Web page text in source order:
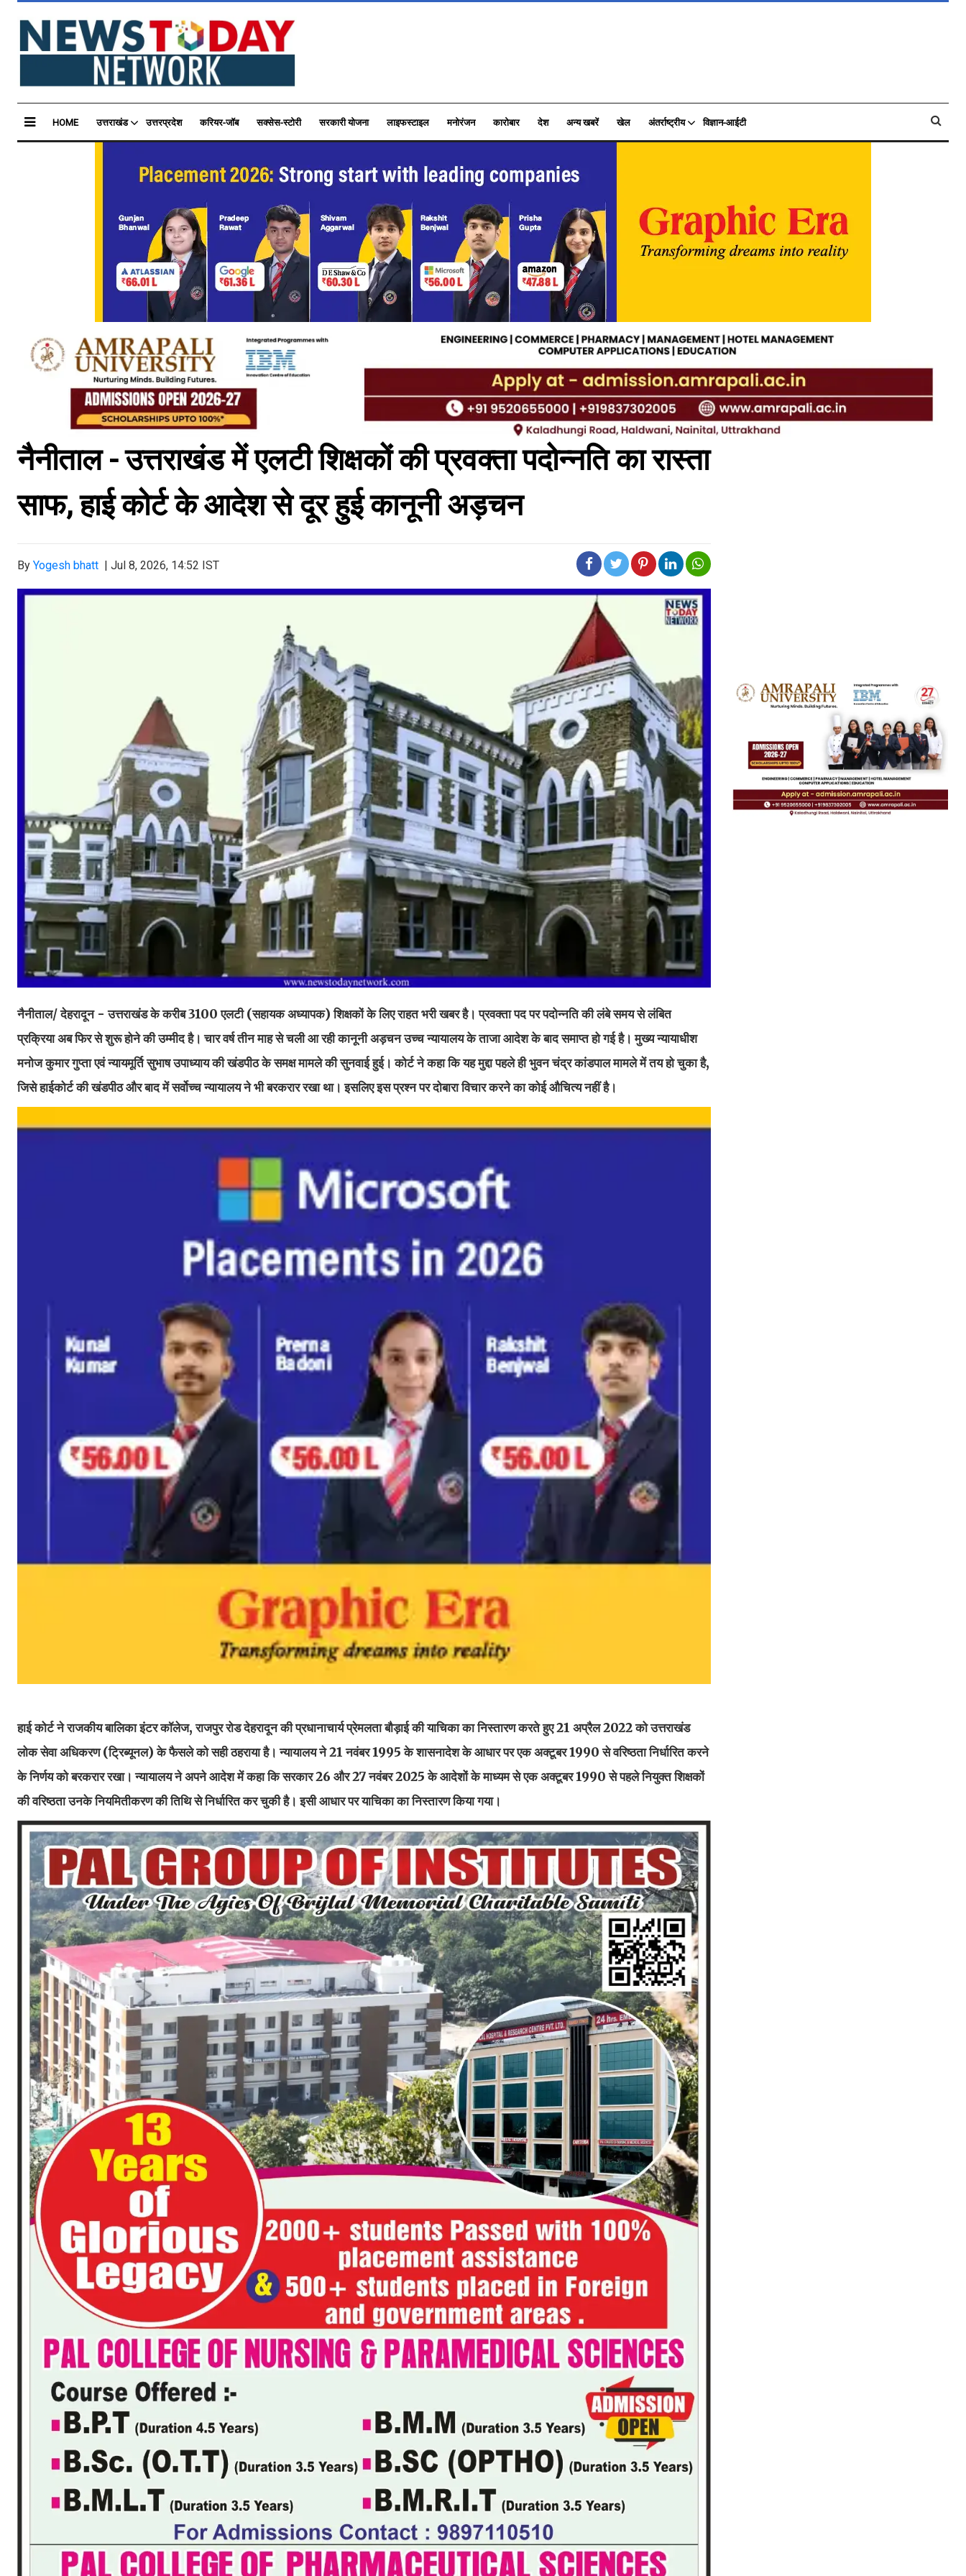
HOME उत्तराखंड उत्तरप्रदेश करियर-जॉब सक्सेस-स्टोरी सरकारी योजना लाइफस्टाइल मनोरंजन कारोबार देश अन्य खबरें खेल अंतर्राष्ट्रीय विज्ञान-आईटी
नैनीताल - उत्तराखंड में एलटी शिक्षकों की प्रवक्ता पदोन्नति का रास्ता
साफ, हाई कोर्ट के आदेश से दूर हुई कानूनी अड़चन
By Yogesh bhatt | Jul 8, 2026, 14:52 IST
नैनीताल/ देहरादून - उत्तराखंड के करीब 3100 एलटी (सहायक अध्यापक) शिक्षकों के लिए राहत भरी खबर है। प्रवक्ता पद पर पदोन्नति की लंबे समय से लंबित
प्रक्रिया अब फिर से शुरू होने की उम्मीद है। चार वर्ष तीन माह से चली आ रही कानूनी अड़चन उच्च न्यायालय के ताजा आदेश के बाद समाप्त हो गई है। मुख्य न्यायाधीश
मनोज कुमार गुप्ता एवं न्यायमूर्ति सुभाष उपाध्याय की खंडपीठ के समक्ष मामले की सुनवाई हुई। कोर्ट ने कहा कि यह मुद्दा पहले ही भुवन चंद्र कांडपाल मामले में तय हो चुका है,
जिसे हाईकोर्ट की खंडपीठ और बाद में सर्वोच्च न्यायालय ने भी बरकरार रखा था। इसलिए इस प्रश्न पर दोबारा विचार करने का कोई औचित्य नहीं है।
हाई कोर्ट ने राजकीय बालिका इंटर कॉलेज, राजपुर रोड देहरादून की प्रधानाचार्य प्रेमलता बौड़ाई की याचिका का निस्तारण करते हुए 21 अप्रैल 2022 को उत्तराखंड
लोक सेवा अधिकरण (ट्रिब्यूनल) के फैसले को सही ठहराया है। न्यायालय ने 21 नवंबर 1995 के शासनादेश के आधार पर एक अक्टूबर 1990 से वरिष्ठता निर्धारित करने
के निर्णय को बरकरार रखा। न्यायालय ने अपने आदेश में कहा कि सरकार 26 और 27 नवंबर 2025 के आदेशों के माध्यम से एक अक्टूबर 1990 से पहले नियुक्त शिक्षकों
की वरिष्ठता उनके नियमितीकरण की तिथि से निर्धारित कर चुकी है। इसी आधार पर याचिका का निस्तारण किया गया।